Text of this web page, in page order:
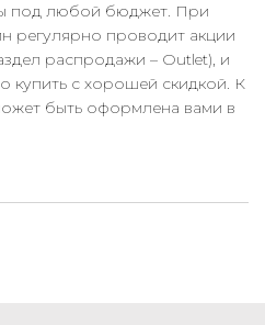
под любой бюджет. При
регулярно проводит акции
распродажи – Outlet), и
купить с хорошей скидкой. К
быть оформлена вами в